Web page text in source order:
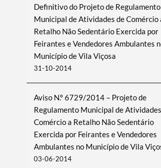
Categorias gerais
Definitivo do Projeto de Regulamento
Municipal de Atividades de Comércio
Retalho Não Sedentário Exercida por
Feirantes e Vendedores Ambulantes
Município de Vila Viçosa
31-10-2014
Aviso N.º 6729/2014 – Projeto de
Regulamento Municipal de
Comércio a Retalho Não Sedentário
Exercida por Feirantes e Vendedores
Ambulantes no Município de Vila
03-06-2014